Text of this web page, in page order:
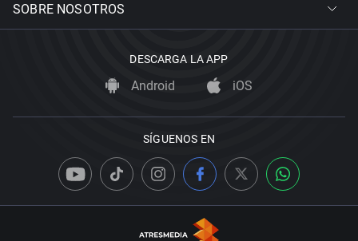
SOBRE NOSOTROS
DESCARGA LA APP
Android iOS
SÍGUENOS EN